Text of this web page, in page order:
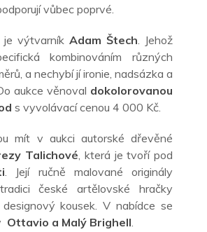
vůbec poprvé.
je výtvarník Adam Štech . Jehož
kombinováním různých
a nechybí jí ironie, nadsázka a
aukce věnoval dokolorovanou
s vyvolávací cenou 4 000 Kč.
mít v aukci autorské dřevěné
Talichové , která je tvoří pod
. Její ručně malované originály
české artělovské hračky
kousek. V nabídce se
Ottavio a Malý Brighell